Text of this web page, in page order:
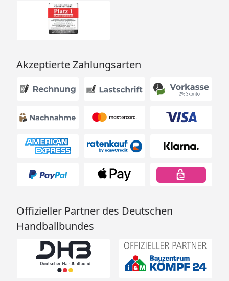
*max. Dachlast; ** relevante Schneelast auf dem
Boden nach DIN 1055 / EN1991, Teil 1-4
Schneelasten/Windlast
Der Aufbau des Carports ist in Windlastzone 3 und
Die einzelnen XIMAX Design-Carports werden in
verschiedenen Schneelastversionen angeboten,
gerecht zu werden. Dabei bedeutet der Wert
si=max. Dachlast und sk= relevante Schneelast auf
dem Boden nach DIN 1055 / EN1991, Teil 1-4.
Für die richtige Interpretation der Tabelle noch
folgender Hinweis:
Akzeptierte Zahlungsarten
Offizieller Partner des Deutschen
Handballbundes